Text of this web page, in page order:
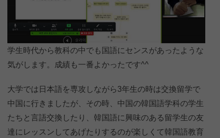
学生時代から教科の中でも国語にセンスがあったような
気がします。成績も一番よかったです^^
大学では日本語を専攻しながら3年生の時は交換留学で
中国に行きましたが、その時、中国の韓国語学科の学生
たちと言語交換したり、韓国語に興味のある留学生の友
達にレッスンしてあげたりするのが楽しくて韓国語教育